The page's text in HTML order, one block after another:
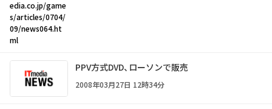
edia.co.jp/game
s/articles/0704/
09/news064.ht
ml
PPV方式DVD、ローソンで販売
2008年03月27日 12時34分